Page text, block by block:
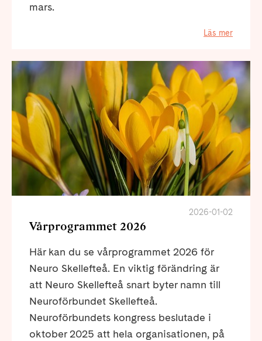
mars.
Läs mer
2026-01-02
Vårprogrammet 2026
Här kan du se vårprogrammet 2026 för
Neuro Skellefteå. En viktig förändring är
att Neuro Skellefteå snart byter namn till
Neuroförbundet Skellefteå.
Neuroförbundets kongress beslutade i
oktober 2025 att hela organisationen, på